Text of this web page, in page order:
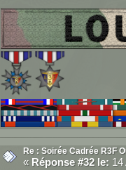
Re : Soirée Cadrée R3F
« Réponse #32 le:14